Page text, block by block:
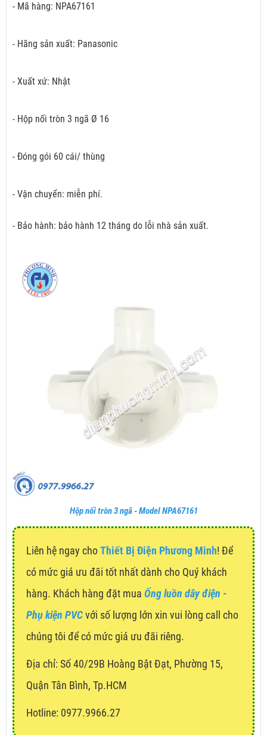
- Mã hàng: NPA67161
- Hãng sản xuất: Panasonic
- Xuất xứ: Nhật
- Hộp nối tròn 3 ngã Ø 16
- Đóng gói 60 cái/ thùng
- Vận chuyển: miễn phí.
- Bảo hành: bảo hành 12 tháng do lỗi nhà sản xuất.
Hộp nối tròn 3 ngã - Model NPA67161
Liên hệ ngay choThiết Bị Điện Phương Minh! Để
có mức giá ưu đãi tốt nhất dành cho Quý khách
hàng. Khách hàng đặt mua Ống luồn dây điện -
Phụ kiện PVCvới số lượng lớn xin vui lòng call cho
chúng tôi để có mức giá ưu đãi riêng.
Địa chỉ: Số 40/29B Hoàng Bật Đạt, Phường 15,
Quận Tân Bình, Tp.HCM
Hotline: 0977.9966.27